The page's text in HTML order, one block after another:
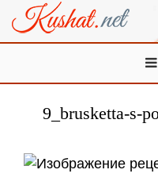
9_brusketta-s-